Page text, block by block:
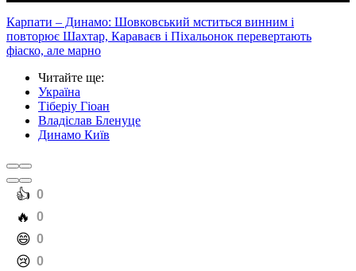
Карпати – Динамо: Шовковський мститься винним і
повторює Шахтар, Караваєв і Піхальонок перевертають
фіаско, але марно
Читайте ще:
Україна
Тіберіу Гіоан
Владіслав Бленуце
Динамо Київ
️👍 0
️🔥 0
️😄 0
️😢 0